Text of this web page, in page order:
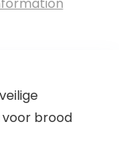
voor brood